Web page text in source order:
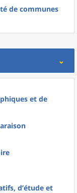
de communes
et de
d’étude et